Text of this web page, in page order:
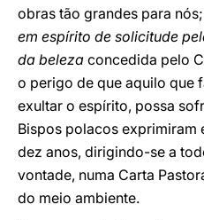
obras tão grandes para
em espírito de solicitude
da beleza concedida pelo
o perigo de que aquilo que
exultar o espírito, possa
Bispos polacos exprimiram
dez anos, dirigindo-se a
vontade, numa Carta
do meio ambiente.